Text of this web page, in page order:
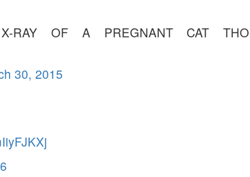
OF A PREGNANT CAT THO
30, 2015
Çernobil'in Mutantları: